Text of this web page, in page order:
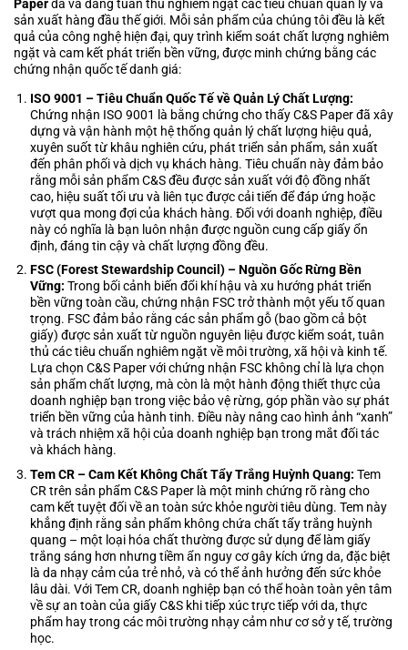
Paperđã và đang tuân thủ nghiêm ngặt các tiêu chuẩn quản lý và
sản xuất hàng đầu thế giới. Mỗi sản phẩm của chúng tôi đều là kết
quả của công nghệ hiện đại, quy trình kiểm soát chất lượng nghiêm
ngặt và cam kết phát triển bền vững, được minh chứng bằng các
chứng nhận quốc tế danh giá:
ISO 9001 – Tiêu Chuẩn Quốc Tế về Quản Lý Chất Lượng:
Chứng nhận ISO 9001 là bằng chứng cho thấy C&S Paper đã xây
dựng và vận hành một hệ thống quản lý chất lượng hiệu quả,
xuyên suốt từ khâu nghiên cứu, phát triển sản phẩm, sản xuất
đến phân phối và dịch vụ khách hàng. Tiêu chuẩn này đảm bảo
rằng mỗi sản phẩm C&S đều được sản xuất với độ đồng nhất
cao, hiệu suất tối ưu và liên tục được cải tiến để đáp ứng hoặc
vượt qua mong đợi của khách hàng. Đối với doanh nghiệp, điều
này có nghĩa là bạn luôn nhận được nguồn cung cấp giấy ổn
định, đáng tin cậy và chất lượng đồng đều.
FSC (Forest Stewardship Council) – Nguồn Gốc Rừng Bền
Vững: Trong bối cảnh biến đổi khí hậu và xu hướng phát triển
bền vững toàn cầu, chứng nhận FSC trở thành một yếu tố quan
trọng. FSC đảm bảo rằng các sản phẩm gỗ (bao gồm cả bột
giấy) được sản xuất từ nguồn nguyên liệu được kiểm soát, tuân
thủ các tiêu chuẩn nghiêm ngặt về môi trường, xã hội và kinh tế.
Lựa chọn C&S Paper với chứng nhận FSC không chỉ là lựa chọn
sản phẩm chất lượng, mà còn là một hành động thiết thực của
doanh nghiệp bạn trong việc bảo vệ rừng, góp phần vào sự phát
triển bền vững của hành tinh. Điều này nâng cao hình ảnh “xanh”
và trách nhiệm xã hội của doanh nghiệp bạn trong mắt đối tác
và khách hàng.
Tem CR – Cam Kết Không Chất Tẩy Trắng Huỳnh Quang: Tem
CR trên sản phẩm C&S Paper là một minh chứng rõ ràng cho
cam kết tuyệt đối về an toàn sức khỏe người tiêu dùng. Tem này
khẳng định rằng sản phẩm không chứa chất tẩy trắng huỳnh
quang – một loại hóa chất thường được sử dụng để làm giấy
trắng sáng hơn nhưng tiềm ẩn nguy cơ gây kích ứng da, đặc biệt
là da nhạy cảm của trẻ nhỏ, và có thể ảnh hưởng đến sức khỏe
lâu dài. Với Tem CR, doanh nghiệp bạn có thể hoàn toàn yên tâm
về sự an toàn của giấy C&S khi tiếp xúc trực tiếp với da, thực
phẩm hay trong các môi trường nhạy cảm như cơ sở y tế, trường
học.